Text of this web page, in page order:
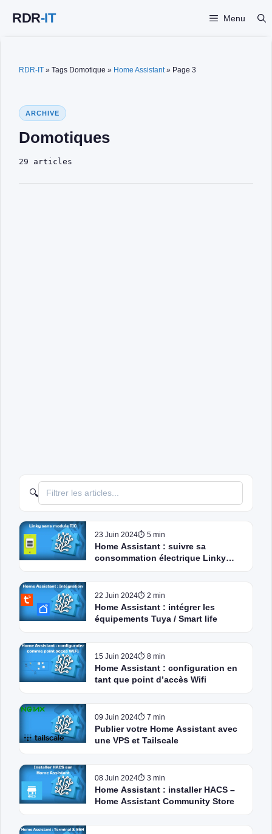
Menu
RDR-IT » Tags Domotique » Home Assistant» Page 3
ARCHIVE
Domotiques
29 articles
🔍
23 Juin 2024⏱ 5 min
Home Assistant : suivre sa
consommation électrique Linky
22 Juin 2024⏱ 2 min
Home Assistant : intégrer les
équipements Tuya / Smart life
15 Juin 2024⏱ 8 min
Home Assistant : configuration en
tant que point d’accès Wifi
09 Juin 2024⏱ 7 min
Publier votre Home Assistant avec
une VPS et Tailscale
08 Juin 2024⏱ 3 min
Home Assistant : installer HACS –
Home Assistant Community Store